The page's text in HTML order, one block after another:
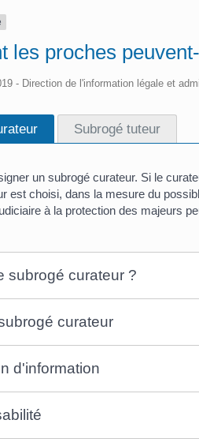
les proches
- Direction de l'information légale et
Subrogé tuteur
un subrogé curateur. Si le
est choisi, dans la mesure du
à la protection des majeurs
subrogé curateur ?
curateur
d'information